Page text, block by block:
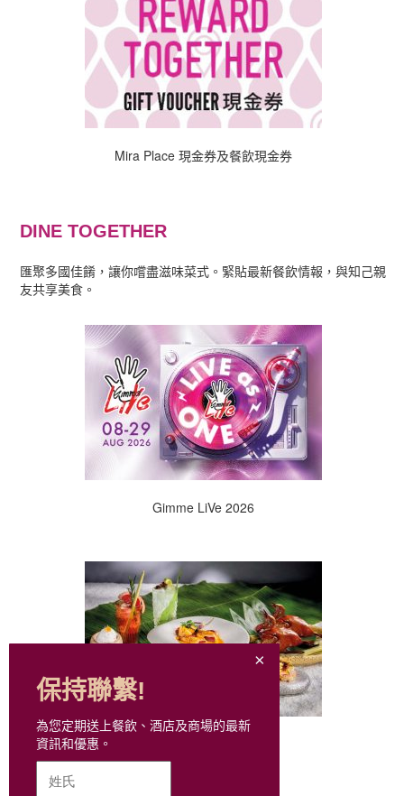
Mira Place 現金券及餐飲現金券
DINE TOGETHER
匯聚多國佳餚，讓你嚐盡滋味菜式。緊貼最新餐飲情報，與知己親
友共享美食。
Gimme LiVe 2026
保持聯繫!
為您定期送上餐飲、酒店及商場的最新
資訊和優惠。